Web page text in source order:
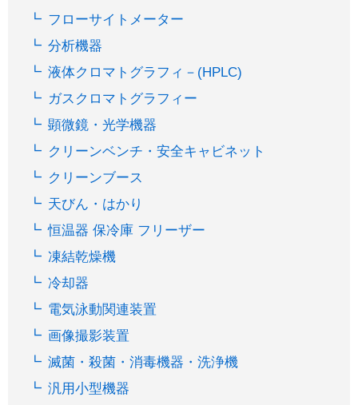
フローサイトメーター
分析機器
液体クロマトグラフィ－(HPLC)
ガスクロマトグラフィー
顕微鏡・光学機器
クリーンベンチ・安全キャビネット
クリーンブース
天びん・はかり
恒温器 保冷庫 フリーザー
凍結乾燥機
冷却器
電気泳動関連装置
画像撮影装置
滅菌・殺菌・消毒機器・洗浄機
汎用小型機器